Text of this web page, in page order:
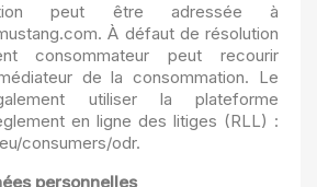
peut être adressée à
À défaut de résolution
consommateur peut recourir
de la consommation. Le
utiliser la plateforme
en ligne des litiges (RLL) :
consumers/odr.
personnelles